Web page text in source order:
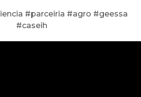
#parceiria #agro #geessa
#caseih